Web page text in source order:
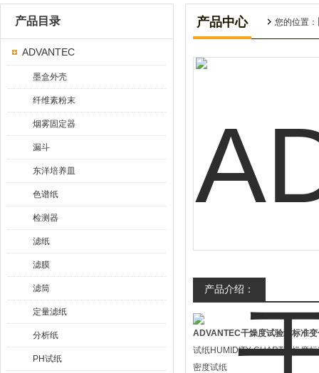
产品目录
ADVANTEC
墨盒外壳
纤维素粉末
烟雾固定器
漏斗
东洋培养皿
色谱纸
检测器
滤纸
滤膜
滤筒
定量滤纸
分析纸
PH试纸
产品中心 您的位置：
产品介绍：
ADVANTEC干燥度试验纸标准
试纸HUMIDITY CHART干燥度
密度试纸